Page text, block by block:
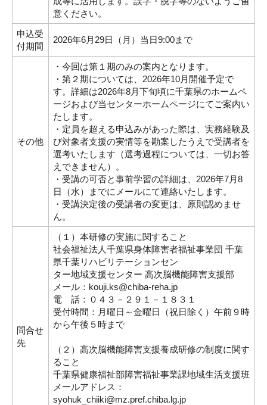
意ください。
申込受
付期間
2026年6月29日（月）当日9:00まで
その他
・今回は第１期のみの案内となります。
・第２期については、2026年10月開催予定で
す。詳細は2026年8月下旬頃に千葉県のホームペ
ージおよび当センターホームページにてご案内い
たします。
・定員を超える申込みがあった際は、実務経験及
び対象者支援の実情等を勘案したうえで受講者を
選考いたします（選考過程については、一切お答
えできません）。
・受講の可否と事前学習の詳細は、2026年7月8
日（水）までにメールにて連絡いたします。
・受講決定後の受講者の変更は、原則認めませ
ん。
問合せ
先
（１）本研修の実施に関すること
社会福祉法人千葉県身体障害者福祉事業団 千葉
県千葉リハビリテーションセン
ター地域支援センター 高次脳機能障害支援部
メール：kouji.ks@chiba-reha.jp
電 話：０４３－２９１－１８３１
受付時間：月曜日～金曜日（祝日除く）午前９時
から午後５時まで
（２）高次脳機能障害支援養成研修の制度に関す
ること
千葉県健康福祉部障害福祉事業課地域生活支援班
メールアドレス：
syohuk_chiiki@mz.pref.chiba.lg.jp